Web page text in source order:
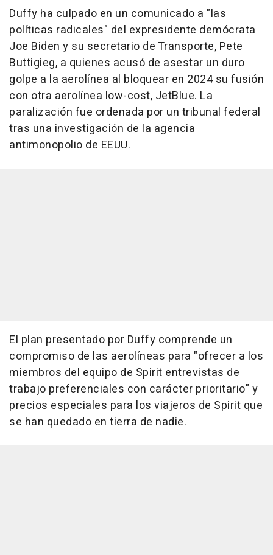
Duffy ha culpado en un comunicado a "las
políticas radicales" del expresidente demócrata
Joe Biden y su secretario de Transporte, Pete
Buttigieg, a quienes acusó de asestar un duro
golpe a la aerolínea al bloquear en 2024 su fusión
con otra aerolínea low-cost, JetBlue. La
paralización fue ordenada por un tribunal federal
tras una investigación de la agencia
antimonopolio de EEUU.
El plan presentado por Duffy comprende un
compromiso de las aerolíneas para "ofrecer a los
miembros del equipo de Spirit entrevistas de
trabajo preferenciales con carácter prioritario" y
precios especiales para los viajeros de Spirit que
se han quedado en tierra de nadie.